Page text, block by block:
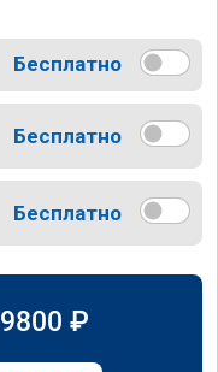
Бесплатно
Бесплатно
Бесплатно
9800 ₽